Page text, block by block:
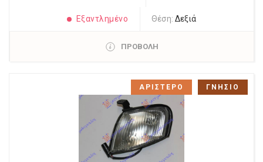
Εξαντλημένο Θέση:Δεξιά
ΠΡΟΒΟΛΗ
ΑΡΙΣΤΕΡΟ ΓΝΗΣΙΟ